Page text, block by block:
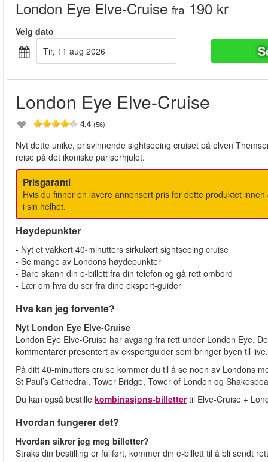
London Eye Elve-Cruise fra 190 kr
Velg dato
tir, 11 aug 2026
London Eye Elve-Cruise
4.4 (56)
Nyt dette unike, prisvinnende sightseeing cruiset på elven
reise på det ikoniske pariserhjulet.
Prisgaranti
Hvis du finner en lavere annonsert pris for dette produktet
i sin helhet.
Høydepunkter
- Nyt et vakkert 40-minutters sirkulært sightseeing cruise
- Se mange av Londons høydepunkter
- Bare skann din e-billett fra din telefon og gå rett ombord
- Lær om hva du ser fra dine ekspert-guider
Hva kan jeg forvente?
Nyt London Eye Elve-Cruise
London Eye Elve-Cruise har avgang fra rett under London Eye.
kommentarer presentert av ekspertguider som bringer byen til
På ditt 40-minutters cruise kommer du til å se noen av Londons
St Paul’s Cathedral, Tower Bridge, Tower of London og
Du kan også bestille kombinasjons-billettertil Elve-Cruise +
Hvordan fungerer det?
Hvordan sikrer jeg meg billetter?
Straks din bestilling er fullført, kommer din e-billett til å bli sendt